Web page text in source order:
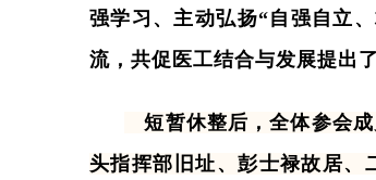
强学习、主动弘扬“自强自立
流，共促医工结合与发展提出
短暂休整后，全体参会成
头指挥部旧址、彭士禄故居、